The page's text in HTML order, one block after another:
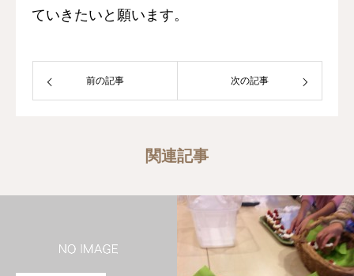
ていきたいと願います。
前の記事 次の記事
関連記事